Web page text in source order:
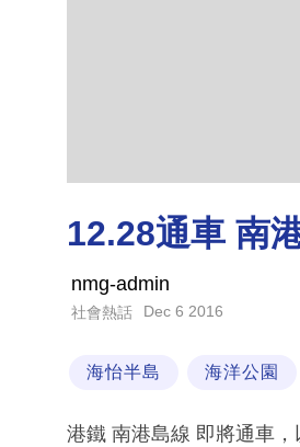
12.28通車 南
nmg-admin
社會熱話 Dec 6 2016
海怡半島 海洋公園
港鐵 南港島線 即將通車